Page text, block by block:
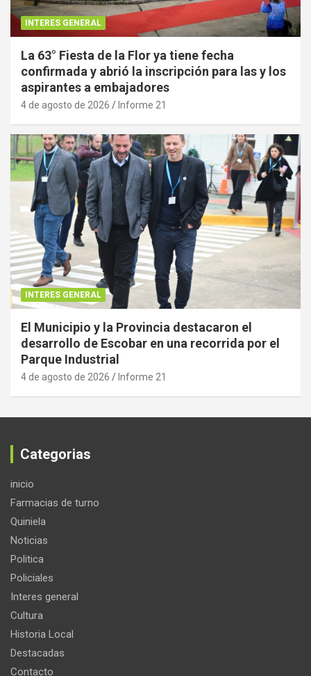
INTERES GENERAL
La 63° Fiesta de la Flor ya tiene fecha
confirmada y abrió la inscripción para las y los
aspirantes a embajadores
4 de agosto de 2026 Informe 21
INTERES GENERAL
El Municipio y la Provincia destacaron el
desarrollo de Escobar en una recorrida por el
Parque Industrial
4 de agosto de 2026 Informe 21
Categorias
inicio
Farmacias de turno
Quiniela
Noticias
Politica
Policiales
Interes general
Cultura
Historia Local
Destacadas
Contacto